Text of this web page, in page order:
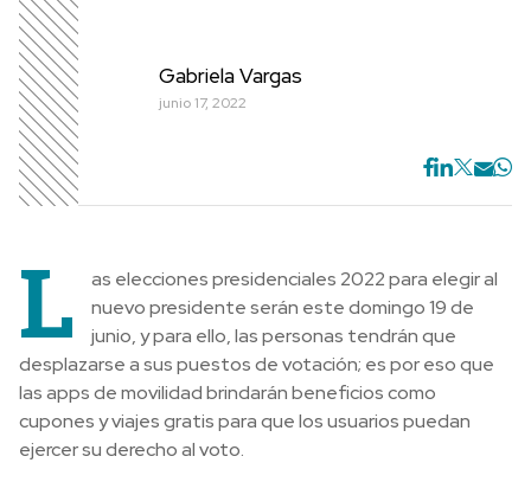
Gabriela Vargas
junio 17, 2022
L
as elecciones presidenciales 2022 para elegir al
nuevo presidente serán este domingo 19 de
junio, y para ello, las personas tendrán que
desplazarse a sus puestos de votación; es por eso que
las apps de movilidad brindarán beneficios como
cupones y viajes gratis para que los usuarios puedan
ejercer su derecho al voto.